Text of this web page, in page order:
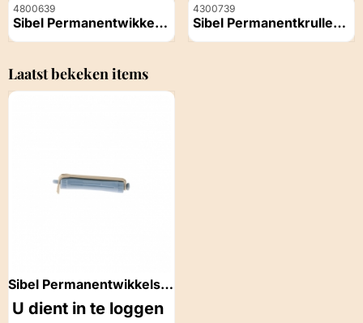
Artikelnummer
4800639
Sibel Permanentwikkels
lang Permanentwikkel
Prijs niet zichtbaar
Artikelnummer
4300739
Sibel Permanentkruller
12st Oranje 8,5mm
Prijs niet zichtbaar
Laatst bekeken items
Sibel Permanentwikkels
kort blauw 60mm 12 stuks
U dient in te loggen